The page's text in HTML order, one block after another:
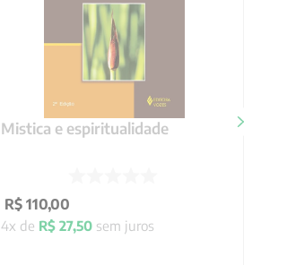
Mistica e espiritualidade
R$ 110,00
4x de R$ 27,50sem juros